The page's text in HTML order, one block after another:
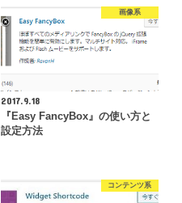
画像系
2017.9.18
『Easy FancyBox』の使い方と
設定方法
コンテンツ系